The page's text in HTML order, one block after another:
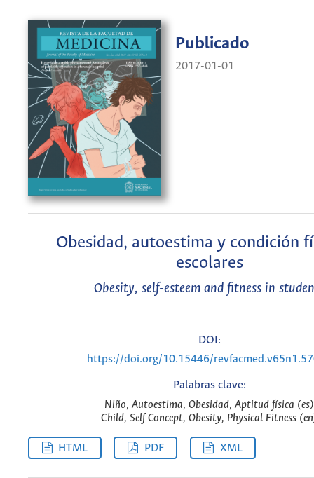
Publicado
2017-01-01
Obesidad, autoestima y condición
escolares
Obesity, self-esteem and fitness in
DOI:
https://doi.org/10.15446/
Palabras clave:
Niño, Autoestima, Obesidad, Aptitud física (es)
Child, Self Concept, Obesity, Physical Fitness
HTML PDF XML